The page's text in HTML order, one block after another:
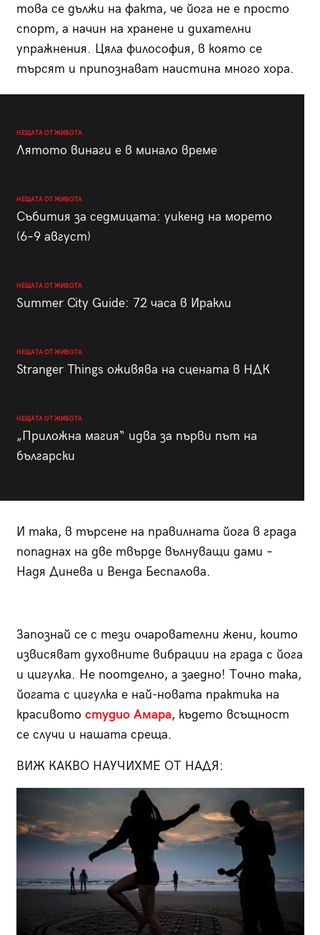
това се дължи на факта, че йога не е просто
спорт, а начин на хранене и дихателни
упражнения. Цяла философия, в която се
търсят и припознават наистина много хора.
НЕЩАТА ОТ ЖИВОТА
Лятото винаги е в минало време
НЕЩАТА ОТ ЖИВОТА
Събития за седмицата: уикенд на морето
(6–9 август)
НЕЩАТА ОТ ЖИВОТА
Summer City Guide: 72 часа в Иракли
НЕЩАТА ОТ ЖИВОТА
Stranger Things оживява на сцената в НДК
НЕЩАТА ОТ ЖИВОТА
„Приложна магия“ идва за първи път на
български
И така, в търсене на правилната йога в града
попаднах на две твърде вълнуващи дами –
Надя Динева и Венда Беспалова.
Запознай се с тези очарователни жени, които
извисяват духовните вибрации на града с йога
и цигулка. Не поотделно, а заедно! Точно така,
йогата с цигулка е най-новата практика на
красивото студио Амара, където всъщност
се случи и нашата среща.
ВИЖ КАКВО НАУЧИХМЕ ОТ НАДЯ: